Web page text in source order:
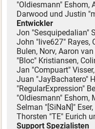
"Oldiesmann" Eshom,
Darwood und Justin
Entwickler
Jon "Sesquipedalian"
John "live627" Rayes,
Bulen, Norv, Aaron
"Bloc" Kristiansen,
Jan "Compuart"
Juan "JayBachatero"
"RegularExpression"
"Oldiesmann" Eshom,
Selman "[SiNaN]"
Thorsten "TE" Eurich
Support Spezialisten